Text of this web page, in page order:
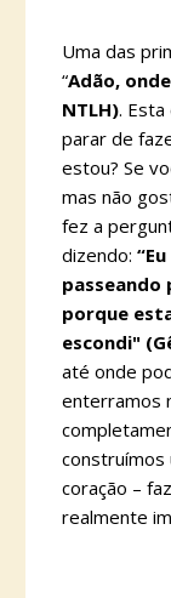
Uma das
“Adão,
NTLH).
parar de
estou? Se
mas não
fez a
dizendo: “
passeando
porque
escondi"
até onde
enterramos
construímos
coração –
realmente